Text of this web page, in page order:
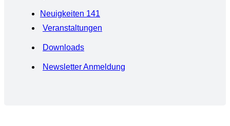
Neuigkeiten 141
Veranstaltungen
Downloads
Newsletter Anmeldung